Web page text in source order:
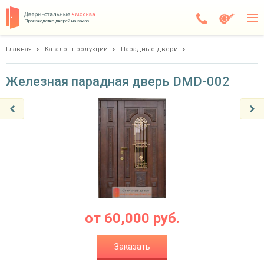
Производство дверей на заказ
О компании
Главная Каталог продукции Парадные двери
Железная парадная дверь DMD-002
от 60,000 руб.
Заказать